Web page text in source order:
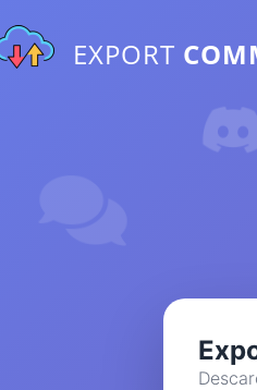
EXPORT